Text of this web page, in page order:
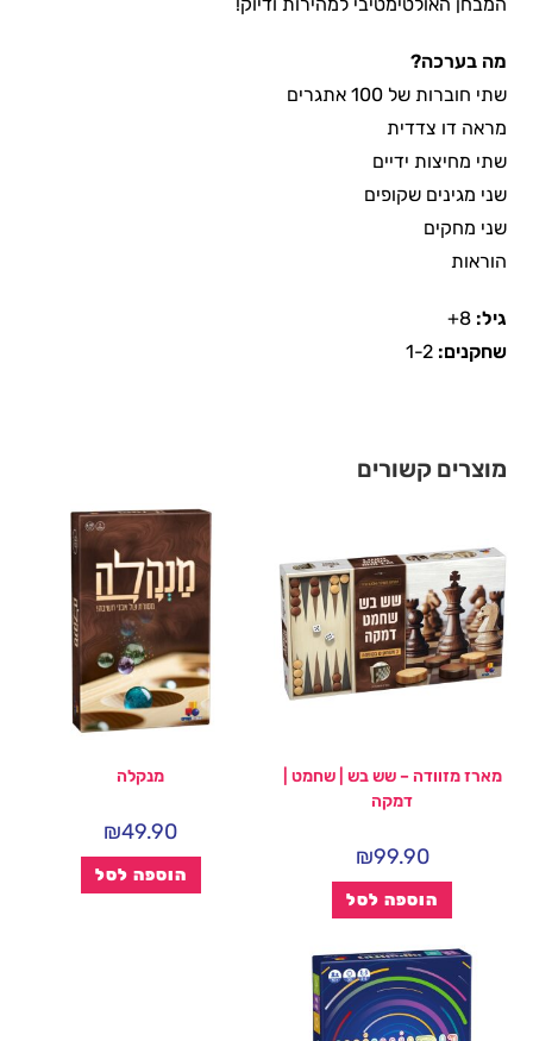
מה בערכה?
שתי חוברות של 100 אתגרים
מראה דו צדדית
שתי מחיצות ידיים
שני מגינים שקופים
שני מחקים
הוראות
גיל: 8+
שחקנים: 1-2
מוצרים קשורים
מארז מזוודה – שש בש | שחמט |
דמקה
₪99.90
הוספה לסל
מנקלה
₪49.90
הוספה לסל